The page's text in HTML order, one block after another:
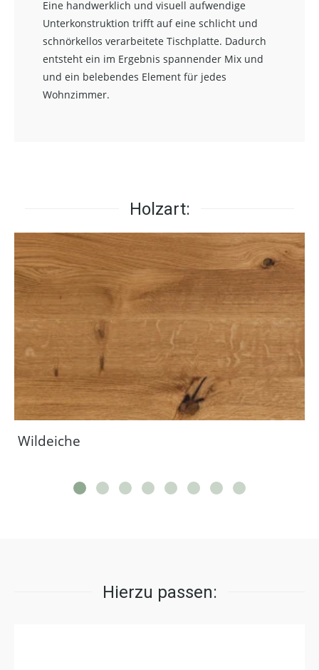
Eine handwerklich und visuell aufwendige
Unterkonstruktion trifft auf eine schlicht und
schnörkellos verarbeitete Tischplatte. Dadurch
entsteht ein im Ergebnis spannender Mix und
und ein belebendes Element für jedes
Wohnzimmer.
Holzart:
Wildeiche
Hierzu passen: